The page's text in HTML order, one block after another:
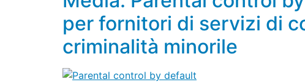
per fornitori di servizi di
criminalità minorile